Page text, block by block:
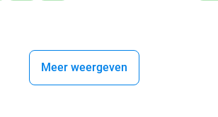
Meer weergeven